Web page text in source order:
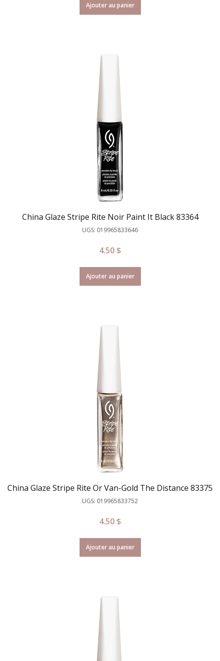
Ajouter au panier
China Glaze Stripe Rite Noir Paint It Black 83364
UGS: 019965833646
4.50 $
Ajouter au panier
China Glaze Stripe Rite Or Van-Gold The Distance 83375
UGS: 019965833752
4.50 $
Ajouter au panier